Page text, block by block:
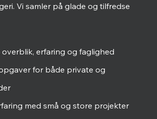
Vi samler på glade og tilfredse
erfaring og faglighed
for både private og
med små og store projekter